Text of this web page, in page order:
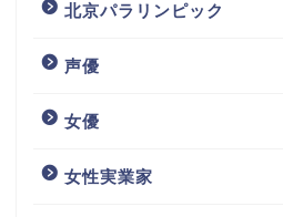
北京パラリンピック
声優
女優
女性実業家